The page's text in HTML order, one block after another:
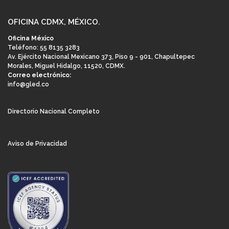
OFICINA CDMX, MÉXICO.
Oficina México
Teléfono: 55 8135 3283
Av. Ejército Nacional Mexicano 373, Piso 9 - 901, Chapultepec
Morales, Miguel Hidalgo, 11520, CDMX.
Correo electrónico:
info@gled.co
Directorio Nacional Completo
Aviso de Privacidad